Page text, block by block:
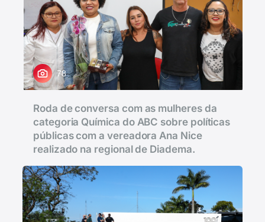
78
Roda de conversa com as mulheres da
categoria Química do ABC sobre políticas
públicas com a vereadora Ana Nice
realizado na regional de Diadema.